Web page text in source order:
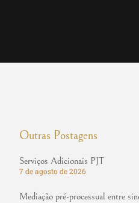
Outras Postagens
Serviços Adicionais PJT
7 de agosto de 2026
Mediação pré-processual entre